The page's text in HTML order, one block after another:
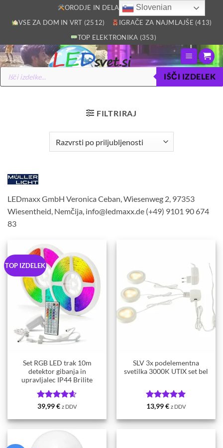
ORODJE IN DELAVNICA (2805)
VSE ZA DOM IN VRT (2512)
IGRAČE ZA NAJMLAJŠE (413)
TOP ELEKTRONIKA (353)
Products
search
IŠČI IZDELEK
FILTRIRAJ
LEDmaxx GmbH Veronica Ceban, Wiesenweg 2, 97353
Wiesentheid, Nemčija, info@ledmaxx.de (+49) 9101 90 674
83
TOP IZDELEK
Set RGB LED trak 10m
detektor gibanja in
upravljalec IP44 Brilite
Ocenjeno
39,99€ z DDV
SLV 3x podelementna
svetilka 3000K UTIX set bel
Ocenjeno5
13,99€ z DDV
Slovenian